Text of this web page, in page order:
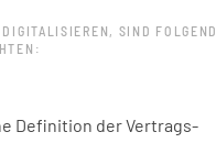
DIGITALISIEREN, SIND
Definition der Vertrags-